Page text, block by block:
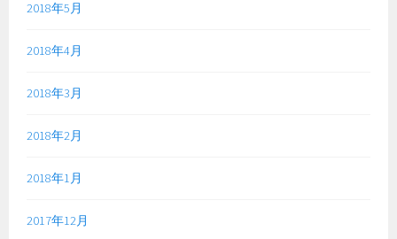
2018年5月
2018年4月
2018年3月
2018年2月
2018年1月
2017年12月